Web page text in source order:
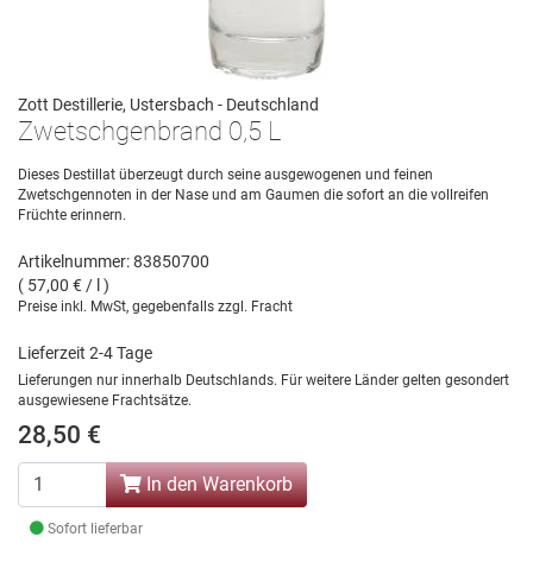
Zott Destillerie, Ustersbach - Deutschland
Zwetschgenbrand 0,5 L
Dieses Destillat überzeugt durch seine ausgewogenen und feinen
Zwetschgennoten in der Nase und am Gaumen die sofort an die vollreifen
Früchte erinnern.
Artikelnummer: 83850700
( 57,00 € / l )
Preise inkl. MwSt, gegebenfalls zzgl. Fracht
Lieferzeit 2-4 Tage
Lieferungen nur innerhalb Deutschlands. Für weitere Länder gelten gesondert
ausgewiesene Frachtsätze.
28,50 €
In den Warenkorb
Sofort lieferbar